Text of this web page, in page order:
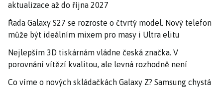
aktualizace až do října 2027
Řada Galaxy S27 se rozroste o čtvrtý model. Nový telefon
může být ideálním mixem pro masy i Ultra elitu
Nejlepším 3D tiskárnám vládne česká značka. V
porovnání vítězí kvalitou, ale levná rozhodně není
Co víme o nových skládačkách Galaxy Z? Samsung chystá